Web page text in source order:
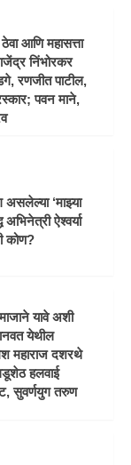
आणि महासत्ता
निंभोरकर
रणजीत पाटील,
पवन माने,
असलेल्या ‘माझ्या
अभिनेत्री ऐश्वर्या
कोण?
यावे अशी
येथील
महाराज दशरथे
हलवाई
सुवर्णयुग तरुण